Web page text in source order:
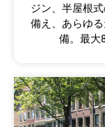
ジン、半屋根
備え、あらゆ
備。最大